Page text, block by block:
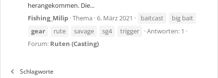
herangekommen. Die...
Fishing_Milip Thema 6. März 2021 baitcast
big bait
gear
rute savage sg4 trigger
Antworten: 1
Forum: Ruten (Casting)
Schlagworte